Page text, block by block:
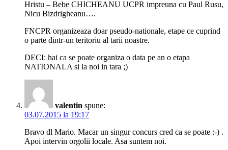
Hristu – Bebe CHICHEANU UCPR impreuna cu Paul Rusu,
Nicu Bizdrigheanu….
FNCPR organizeaza doar pseudo-nationale, etape ce cuprind
o parte dintr-un teritoriu al tarii noastre.
DECI: hai ca se poate organiza o data pe an o etapa
NATIONALA si la noi in tara ;)
valentin spune:
03.07.2015 la 19:17
Bravo dl Mario. Macar un singur concurs cred ca se poate :-) .
Apoi intervin orgolii locale. Asa suntem noi.